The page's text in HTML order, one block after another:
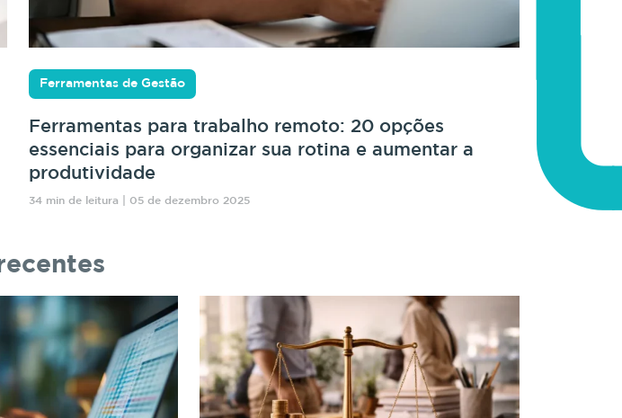
Ferramentas de Gestão
Ferramentas para trabalho remoto: 20 opções
essenciais para organizar sua rotina e aumentar a
produtividade
34 min de leitura | 05 de dezembro 2025